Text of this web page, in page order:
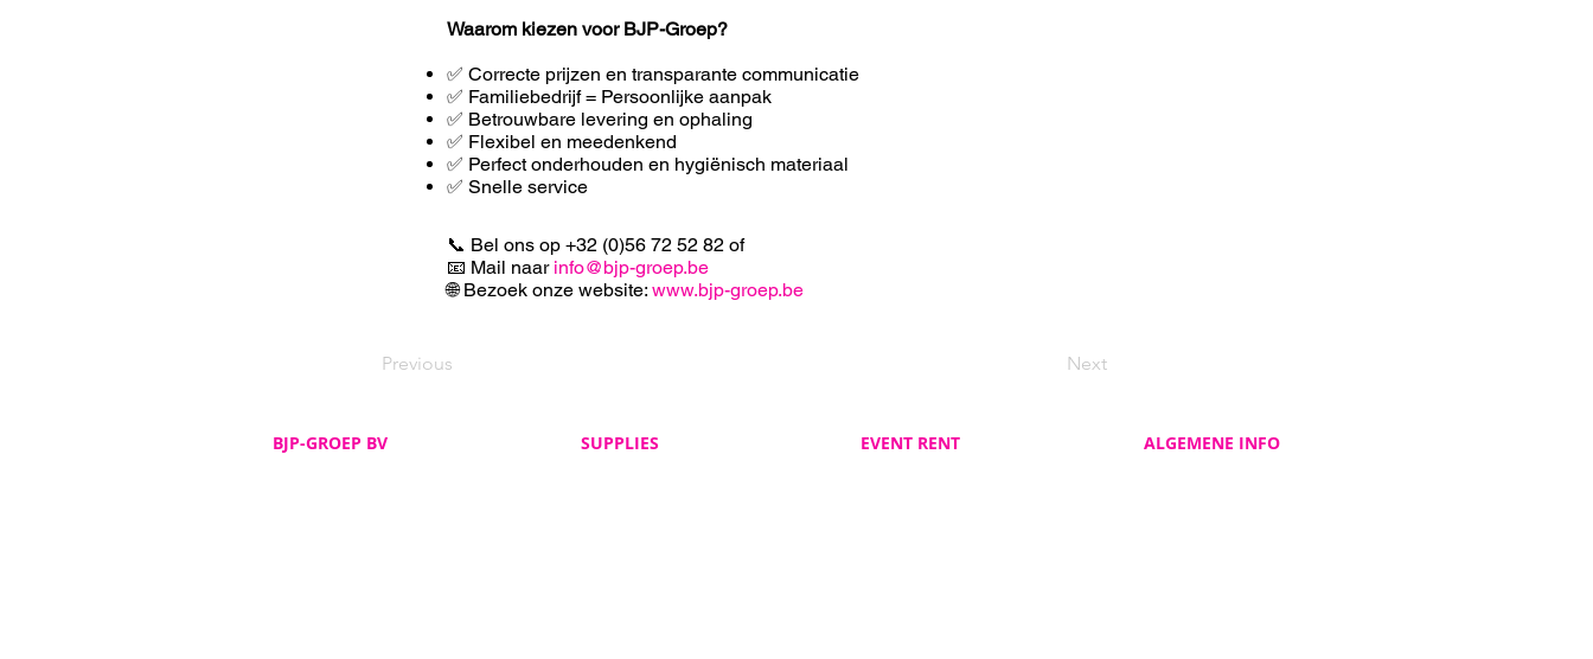
Waarom kiezen voor BJP-Groep?
✅ Correcte prijzen en transparante communicatie
✅ Familiebedrijf = Persoonlijke aanpak
✅ Betrouwbare levering en ophaling
✅ Flexibel en meedenkend
✅ Perfect onderhouden en hygiënisch materiaal
✅ Snelle service
📞 Bel ons op +32 (0)56 72 52 82 of
📧 Mail naar info@bjp-groep.be
🌐 Bezoek onze website: www.bjp-groep.be
Previous Next
BJP-GROEP BV SUPPLIES EVENT RENT ALGEMENE INFO